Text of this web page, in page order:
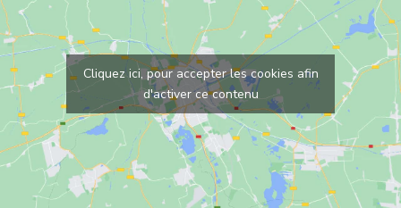
Cliquez ici, pour accepter les cookies afin
d'activer ce contenu